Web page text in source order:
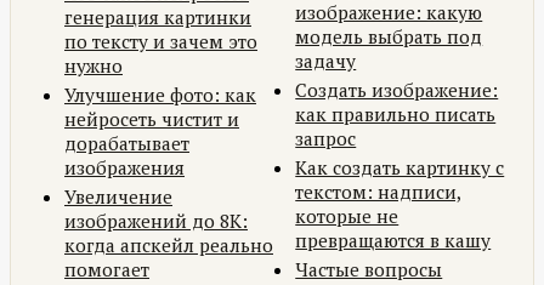
генерация картинки
по тексту и зачем это
нужно
Улучшение фото: как
нейросеть чистит и
дорабатывает
изображения
Увеличение
изображений до 8K:
когда апскейл реально
помогает
изображение: какую
модель выбрать под
задачу
Создать изображение:
как правильно писать
запрос
Как создать картинку с
текстом: надписи,
которые не
превращаются в кашу
Частые вопросы